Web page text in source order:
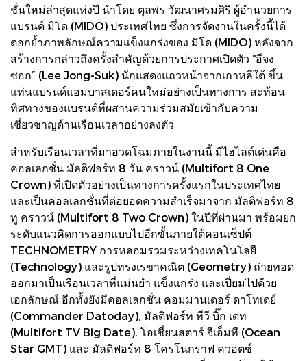
ชั่นใหม่ล่าสุดแห่งปี นำโดย ตุลพร วัฒนาศรมศิริ ผู้อำนวยการ
แบรนด์ มิโด (MIDO) ประเทศไทย ซึ่งการจัดงานในครั้งนี้ได้
ตอกย้ำภาพลักษณ์ความแข็งแกร่งของ มิโด (MIDO) หลังจาก
สร้างการกล่าวถึงครั้งสำคัญด้วยการประกาศเปิดตัว “อีจง
ซอก” (Lee Jong-Suk) นักแสดงแถวหน้าจากเกาหลีใต้ ขึ้น
แท่นแบรนด์แอมบาสเดอร์คนใหม่อย่างเป็นทางการ สะท้อน
ทิศทางของแบรนด์ที่ผสานความร่วมสมัยเข้ากับความ
เชี่ยวชาญด้านเรือนเวลาอย่างลงตัว
สำหรับเรือนเวลาที่มาอวดโฉมภายในงานนี้ มีไฮไลต์เด่นคือ
คอลเลกชั่น มัลติฟอร์ท 8 วัน คราวน์ (Multifort 8 One
Crown) ที่เปิดตัวอย่างเป็นทางการครั้งแรกในประเทศไทย
และเป็นคอลเลกชั่นที่ต่อยอดความสำเร็จมาจาก มัลติฟอร์ท 8
ทู คราวน์ (Multifort 8 Two Crown) ในปีที่ผ่านมา พร้อมยก
ระดับแนวคิดการออกแบบไปอีกขั้นภายใต้คอนเซ็ปต์
TECHNOMETRY การหลอมรวมระหว่างเทคโนโลยี
(Technology) และรูปทรงเรขาคณิต (Geometry) ถ่ายทอด
ออกมาเป็นเรือนเวลาที่แม่นยำ แข็งแกร่ง และเปี่ยมไปด้วย
เอกลักษณ์ อีกทั้งยังมีคอลเลกชั่น คอมมานเดอร์ ดาโทเดย์
(Commander Datoday), มัลติฟอร์ท ทีวี บิ๊ก เดท
(Multifort TV Big Date), โอเชี่ยนสตาร์ จีเอ็มที (Ocean
Star GMT) และ มัลติฟอร์ท 8 โครโนกราฟ ควอตซ์